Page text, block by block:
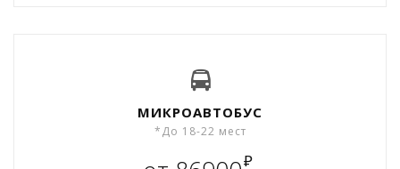
МИКРОАВТОБУС
*До 18-22 мест
₽